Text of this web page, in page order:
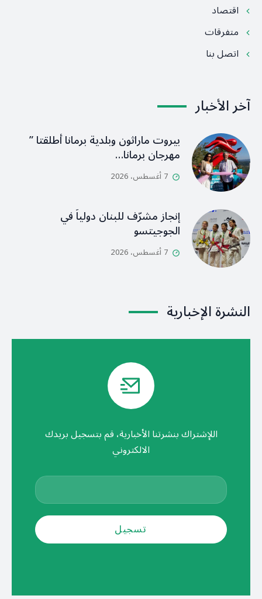
اقتصاد
متفرقات
اتصل بنا
آخر الأخبار
بيروت ماراثون وبلدية برمانا أطلقتا ”
مهرجان برمانا…
7 أغسطس، 2026
إنجاز مشرّف للبنان دولياً في
الجوجيتسو
7 أغسطس، 2026
النشرة الإخبارية
اللإشتراك بنشرتنا الأخبارية، قم بتسجيل بريدك
الالكتروني